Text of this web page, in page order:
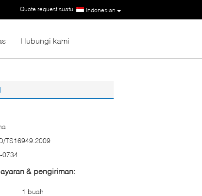
Indonesian
Quote request suatu |
Hubungi kami
TS16949:2009
0734
& pengiriman:
1 buah